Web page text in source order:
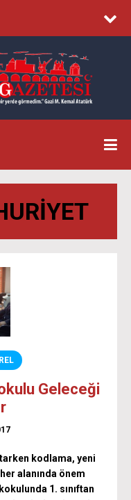
Geleceği
kodlama, yeni
alanında önem
1. sınıftan